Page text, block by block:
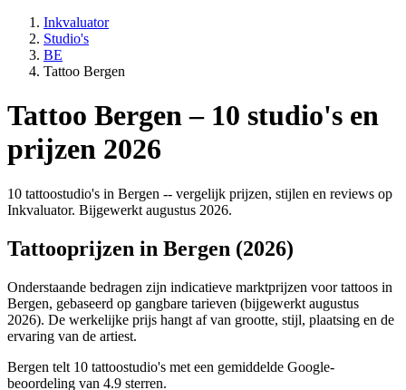
Inkvaluator
Studio's
BE
Tattoo Bergen
Tattoo Bergen – 10 studio's en
prijzen 2026
10 tattoostudio's in Bergen -- vergelijk prijzen, stijlen en reviews op
Inkvaluator. Bijgewerkt augustus 2026.
Tattooprijzen in Bergen (2026)
Onderstaande bedragen zijn indicatieve marktprijzen voor tattoos in
Bergen, gebaseerd op gangbare tarieven (bijgewerkt augustus
2026). De werkelijke prijs hangt af van grootte, stijl, plaatsing en de
ervaring van de artiest.
Bergen telt 10 tattoostudio's met een gemiddelde Google-
beoordeling van 4.9 sterren.